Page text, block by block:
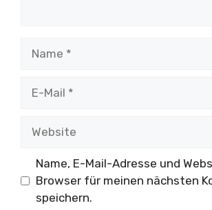
Name, E-Mail-Adresse und
Browser für meinen nächsten
speichern.